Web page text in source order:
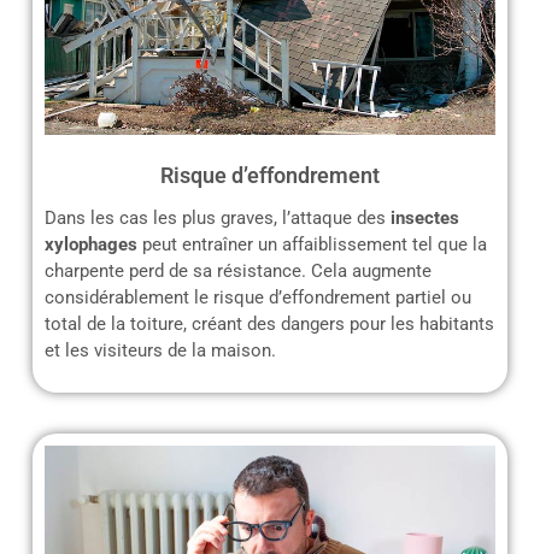
Risque d’effondrement
Dans les cas les plus graves, l’attaque des insectes
xylophages peut entraîner un affaiblissement tel que la
charpente perd de sa résistance. Cela augmente
considérablement le risque d’effondrement partiel ou
total de la toiture, créant des dangers pour les habitants
et les visiteurs de la maison.